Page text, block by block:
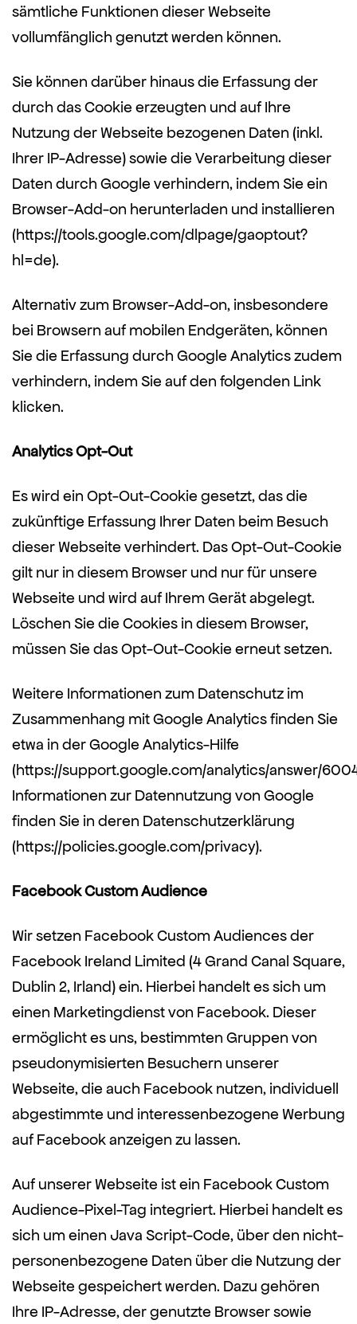
sämtliche Funktionen dieser Webseite
vollumfänglich genutzt werden können.
Sie können darüber hinaus die Erfassung der
durch das Cookie erzeugten und auf Ihre
Nutzung der Webseite bezogenen Daten (inkl.
Ihrer IP-Adresse) sowie die Verarbeitung dieser
Daten durch Google verhindern, indem Sie ein
Browser-Add-on herunterladen und installieren
(https://tools.google.com/dlpage/gaoptout?
hl=de).
Alternativ zum Browser-Add-on, insbesondere
bei Browsern auf mobilen Endgeräten, können
Sie die Erfassung durch Google Analytics zudem
verhindern, indem Sie auf den folgenden Link
klicken.
Analytics Opt-Out
Es wird ein Opt-Out-Cookie gesetzt, das die
zukünftige Erfassung Ihrer Daten beim Besuch
dieser Webseite verhindert. Das Opt-Out-Cookie
gilt nur in diesem Browser und nur für unsere
Webseite und wird auf Ihrem Gerät abgelegt.
Löschen Sie die Cookies in diesem Browser,
müssen Sie das Opt-Out-Cookie erneut setzen.
Weitere Informationen zum Datenschutz im
Zusammenhang mit Google Analytics finden Sie
etwa in der Google Analytics-Hilfe
(https://support.google.com/analytics/answer/
Informationen zur Datennutzung von Google
finden Sie in deren Datenschutzerklärung
(https://policies.google.com/privacy).
Facebook Custom Audience
Wir setzen Facebook Custom Audiences der
Facebook Ireland Limited (4 Grand Canal Square,
Dublin 2, Irland) ein. Hierbei handelt es sich um
einen Marketingdienst von Facebook. Dieser
ermöglicht es uns, bestimmten Gruppen von
pseudonymisierten Besuchern unserer
Webseite, die auch Facebook nutzen, individuell
abgestimmte und interessenbezogene Werbung
auf Facebook anzeigen zu lassen.
Auf unserer Webseite ist ein Facebook Custom
Audience-Pixel-Tag integriert. Hierbei handelt es
sich um einen Java Script-Code, über den nicht-
personenbezogene Daten über die Nutzung der
Webseite gespeichert werden. Dazu gehören
Ihre IP-Adresse, der genutzte Browser sowie